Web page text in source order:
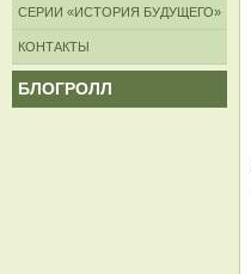
СЕРИИ «ИСТОРИЯ БУДУЩЕГО»
КОНТАКТЫ
БЛОГРОЛЛ